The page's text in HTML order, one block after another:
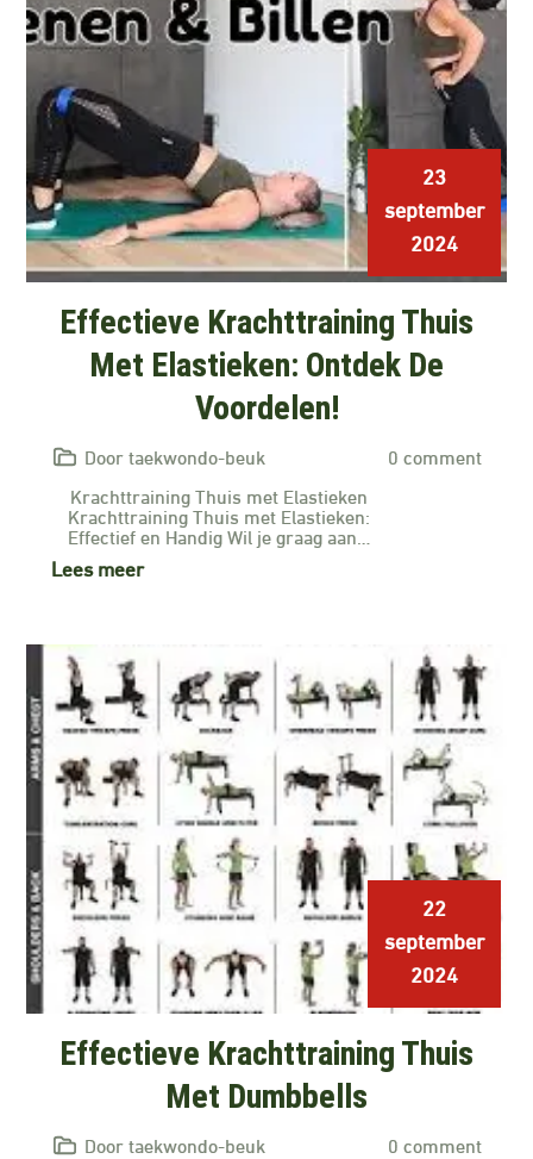
23
september
2024
Effectieve Krachttraining Thuis
Met Elastieken: Ontdek De
Voordelen!
Door taekwondo-beuk
0 comment
Krachttraining Thuis met Elastieken
Krachttraining Thuis met Elastieken:
Effectief en Handig Wil je graag aan…
Lees meer
22
september
2024
Effectieve Krachttraining Thuis
Met Dumbbells
Door taekwondo-beuk
0 comment